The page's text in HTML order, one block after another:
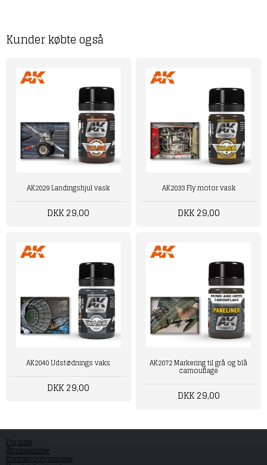
Kunder købte også
AK2029 Landingshjul vask
DKK 29,00
AK2033 Fly motor vask
DKK 29,00
AK2040 Udstødnings vaks
DKK 29,00
AK2072 Markering til grå og blå
camouflage
DKK 29,00
Forside
Åbningstider
Kontaktoplysninger